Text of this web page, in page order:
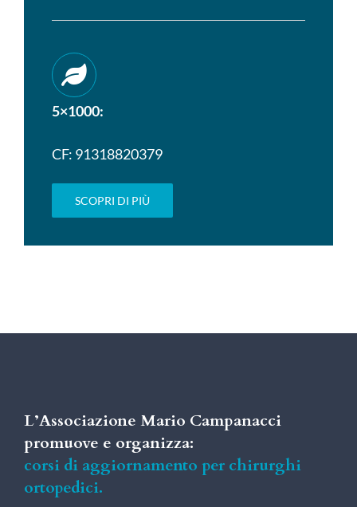
5×1000:
CF: 91318820379
SCOPRI DI PIÙ
L’Associazione Mario Campanacci
promuove e organizza:
corsi di aggiornamento per chirurghi
ortopedici.